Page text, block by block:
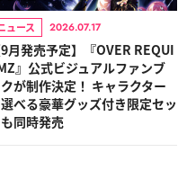
ュース 2026.07.17
9月発売予定】『OVER REQUI
』公式ビジュアルファンブ
が制作決定！ キャラクター
べる豪華グッズ付き限定セッ
も同時発売